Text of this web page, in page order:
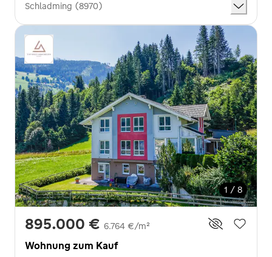
Schladming (8970)
1 / 8
895.000 € 6.764 €/m²
Wohnung zum Kauf